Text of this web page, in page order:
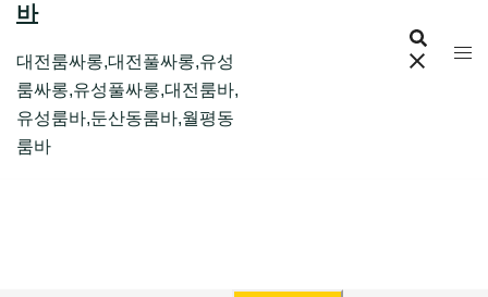
바
대전룸싸롱,대전풀싸롱,유성
룸싸롱,유성풀싸롱,대전룸바,
유성룸바,둔산동룸바,월평동
룸바